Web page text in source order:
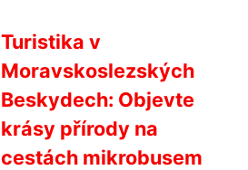
Turistika v
Moravskoslezských
Beskydech: Objevte
krásy přírody na
cestách mikrobusem